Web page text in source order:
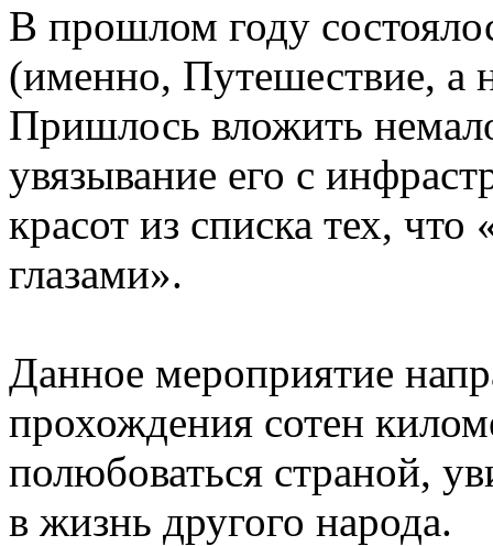
В прошлом году
(именно, Путешествие, а
Пришлось вложить
увязывание его с
красот из списка тех,
глазами».
Данное мероприятие
прохождения сотен
полюбоваться страной,
в жизнь другого народа.